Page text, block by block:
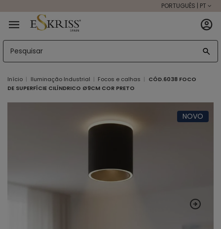
PORTUGUÊS | PT
Início Iluminação Industrial Focos e calhas
CÓD.6038 FOCO
DE SUPERFÍCIE CILÍNDRICO Ø9CM COR PRETO
NOVO